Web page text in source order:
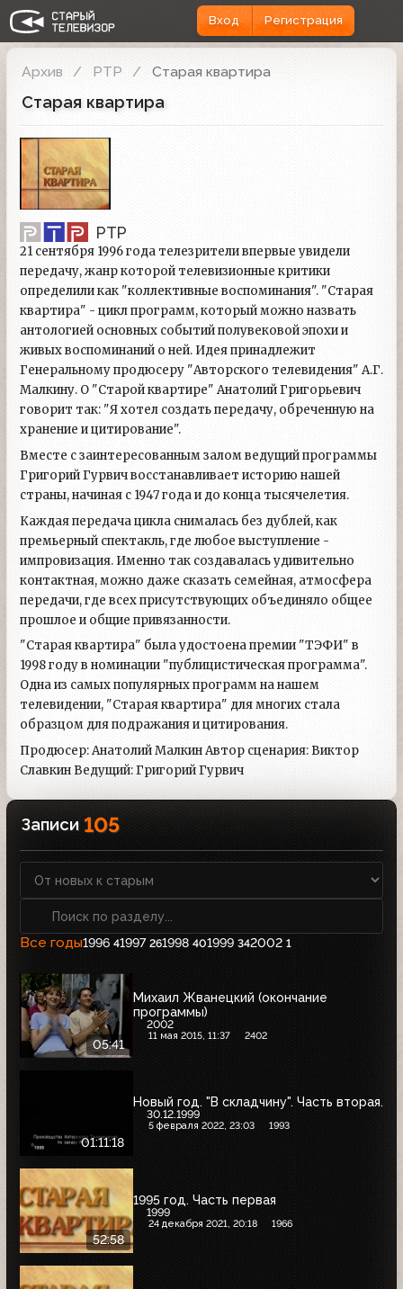
Вход Регистрация
Архив РТР Старая квартира
Старая квартира
РТР
21 сентября 1996 года телезрители впервые увидели
передачу, жанр которой телевизионные критики
определили как "коллективные воспоминания". "Старая
квартира" - цикл программ, который можно назвать
антологией основных событий полувековой эпохи и
живых воспоминаний о ней. Идея принадлежит
Генеральному продюсеру "Авторского телевидения" А.Г.
Малкину. О "Старой квартире" Анатолий Григорьевич
говорит так: "Я хотел создать передачу, обреченную на
хранение и цитирование".
Вместе с заинтересованным залом ведущий программы
Григорий Гурвич восстанавливает историю нашей
страны, начиная с 1947 года и до конца тысячелетия.
Каждая передача цикла снималась без дублей, как
премьерный спектакль, где любое выступление -
импровизация. Именно так создавалась удивительно
контактная, можно даже сказать семейная, атмосфера
передачи, где всех присутствующих объединяло общее
прошлое и общие привязанности.
"Старая квартира" была удостоена премии "ТЭФИ" в
1998 году в номинации "публицистическая программа".
Одна из самых популярных программ на нашем
телевидении, "Старая квартира" для многих стала
образцом для подражания и цитирования.
Продюсер: Анатолий Малкин Автор сценария: Виктор
Славкин Ведущий: Григорий Гурвич
Записи 105
Все годы1996 41997 261998 401999 342002 1
05:41
Михаил Жванецкий (окончание
программы)
2002
11 мая 2015, 11:37 2402
01:11:18
Новый год. "В складчину". Часть вторая.
30.12.1999
5 февраля 2022, 23:03 1993
52:58
1995 год. Часть первая
1999
24 декабря 2021, 20:18 1966